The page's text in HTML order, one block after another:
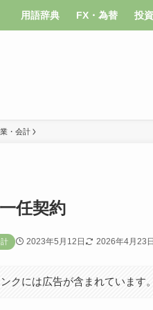
用語辞典 FX・為替 投
・会計
任契約
2023年5月12日 2026年4月23日
クには広告が含まれています。